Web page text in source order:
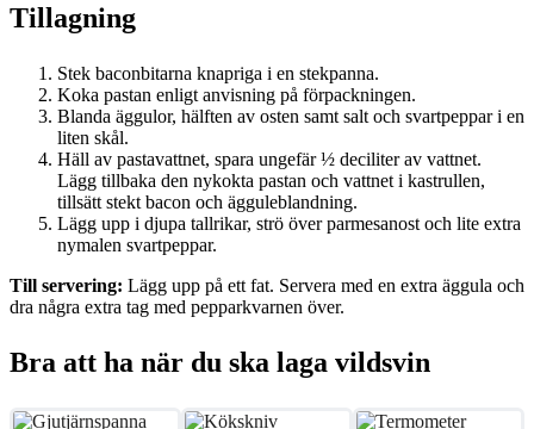
Tillagning
Stek baconbitarna knapriga i en stekpanna.
Koka pastan enligt anvisning på förpackningen.
Blanda äggulor, hälften av osten samt salt och svartpeppar i en
liten skål.
Häll av pastavattnet, spara ungefär ½ deciliter av vattnet.
Lägg tillbaka den nykokta pastan och vattnet i kastrullen,
tillsätt stekt bacon och ägguleblandning.
Lägg upp i djupa tallrikar, strö över parmesanost och lite extra
nymalen svartpeppar.
Till servering: Lägg upp på ett fat. Servera med en extra äggula och
dra några extra tag med pepparkvarnen över.
Bra att ha när du ska laga vildsvin